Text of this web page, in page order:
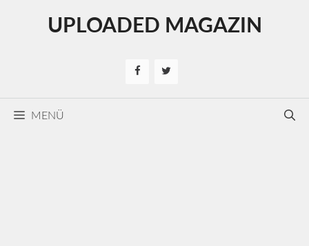
UPLOADED MAGAZIN
MENÜ